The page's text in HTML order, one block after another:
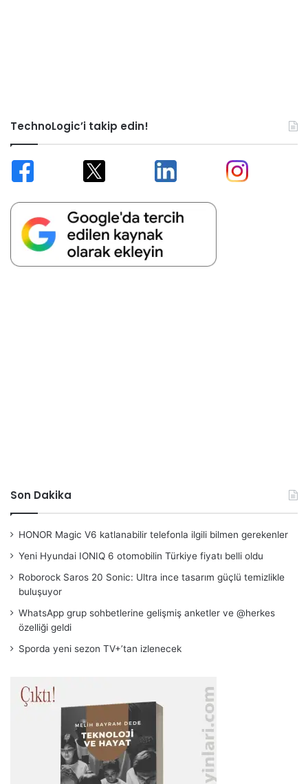
TechnoLogic’i takip edin!
Son Dakika
HONOR Magic V6 katlanabilir telefonla ilgili bilmen gerekenler
Yeni Hyundai IONIQ 6 otomobilin Türkiye fiyatı belli oldu
Roborock Saros 20 Sonic: Ultra ince tasarım güçlü temizlikle
buluşuyor
WhatsApp grup sohbetlerine gelişmiş anketler ve @herkes
özelliği geldi
Sporda yeni sezon TV+’tan izlenecek